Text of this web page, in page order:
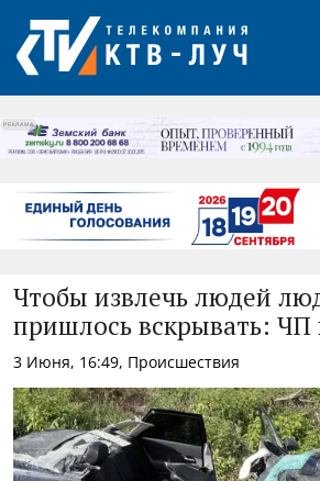
РЕКЛАМА
Чтобы извлечь людей
пришлось вскрывать: ЧП
3 Июня, 16:49, Происшествия